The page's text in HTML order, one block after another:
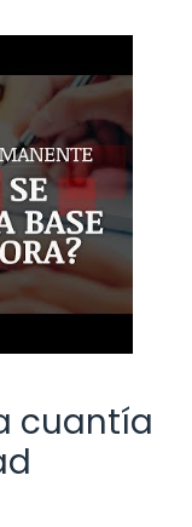
cuantía